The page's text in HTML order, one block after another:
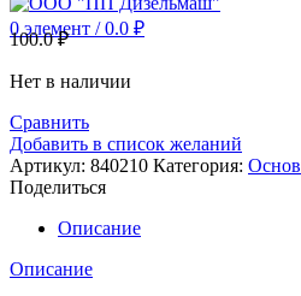
0элемент / 0.0 ₽
100.0₽
Нет в наличии
Сравнить
Добавить в список желаний
Артикул: 840210 Категория:
Поделиться
Описание
Описание